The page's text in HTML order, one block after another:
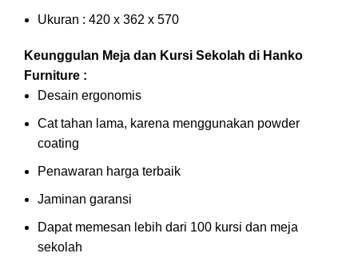
Ukuran : 420 x 362 x 570
Keunggulan Meja dan Kursi Sekolah di Hanko
Furniture :
Desain ergonomis
Cat tahan lama, karena menggunakan powder
coating
Penawaran harga terbaik
Jaminan garansi
Dapat memesan lebih dari 100 kursi dan meja
sekolah